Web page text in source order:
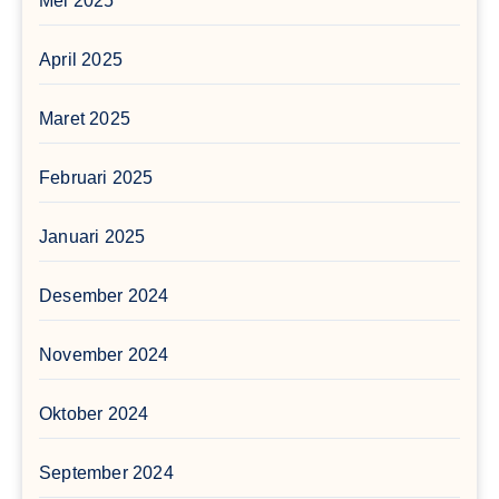
April 2025
Maret 2025
Februari 2025
Januari 2025
Desember 2024
November 2024
Oktober 2024
September 2024